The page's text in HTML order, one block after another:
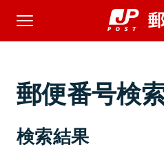
郵便番号検
検索結果